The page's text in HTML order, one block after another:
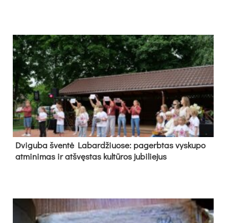
Dvi­gu­ba šven­tė La­bar­džiuo­se: pa­gerb­tas vys­ku­po
at­mi­ni­mas ir at­švęs­tas kul­tū­ros ju­bi­lie­jus